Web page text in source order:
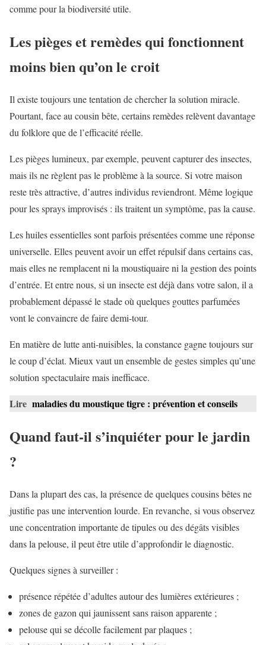
comme pour la biodiversité utile.
Les pièges et remèdes qui fonctionnent
moins bien qu’on le croit
Il existe toujours une tentation de chercher la solution miracle.
Pourtant, face au cousin bête, certains remèdes relèvent davantage
du folklore que de l’efficacité réelle.
Les pièges lumineux, par exemple, peuvent capturer des insectes,
mais ils ne règlent pas le problème à la source. Si votre maison
reste très attractive, d’autres individus reviendront. Même logique
pour les sprays improvisés : ils traitent un symptôme, pas la cause.
Les huiles essentielles sont parfois présentées comme une réponse
universelle. Elles peuvent avoir un effet répulsif dans certains cas,
mais elles ne remplacent ni la moustiquaire ni la gestion des points
d’entrée. Et entre nous, si un insecte est déjà dans votre salon, il a
probablement dépassé le stade où quelques gouttes parfumées
vont le convaincre de faire demi-tour.
En matière de lutte anti-nuisibles, la constance gagne toujours sur
le coup d’éclat. Mieux vaut un ensemble de gestes simples qu’une
solution spectaculaire mais inefficace.
Lire maladies du moustique tigre : prévention et conseils
Quand faut-il s’inquiéter pour le jardin
?
Dans la plupart des cas, la présence de quelques cousins bêtes ne
justifie pas une intervention lourde. En revanche, si vous observez
une concentration importante de tipules ou des dégâts visibles
dans la pelouse, il peut être utile d’approfondir le diagnostic.
Quelques signes à surveiller :
présence répétée d’adultes autour des lumières extérieures ;
zones de gazon qui jaunissent sans raison apparente ;
pelouse qui se décolle facilement par plaques ;